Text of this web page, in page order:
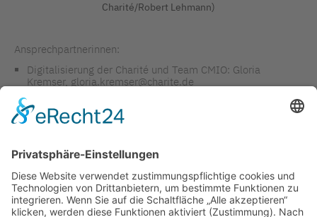
Charité/Robert Lehmann)
Ansprechpartnerinnen:
Digitalisierung der Charité und Team CMIO: Gloria
Kremser, gloria.kremser@charite.de
anette.stroeh@charite.de
Artikel- und Bildrechte: Charité – Universitätsmedizin Berlin,
Charitéplatz 1, 10117 Berlin
TAGS IN DIESEM ARTIKEL